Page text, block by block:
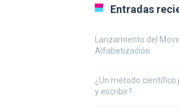
Entradas
Lanzamiento del
Alfabetización.
¿Un método científico
y escribir?